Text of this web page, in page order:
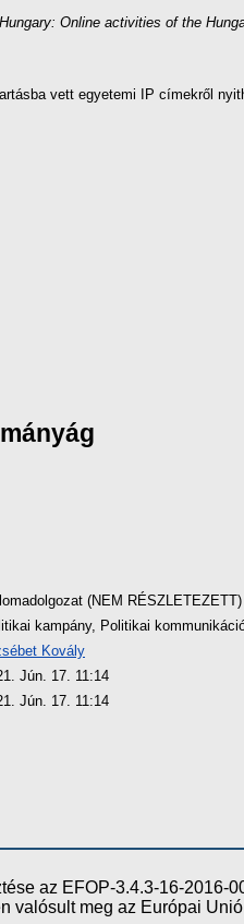
Online activities of the
vett egyetemi IP címekről
(NEM RÉSZLETEZETT)
kampány, Politikai
Kovály
Jún. 17. 11:14
Jún. 17. 11:14
az EFOP-3.4.3-16-
valósult meg az Európai